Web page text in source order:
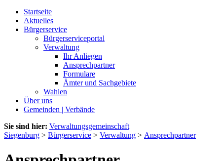
Startseite
Aktuelles
Bürgerservice
Bürgerserviceportal
Verwaltung
Ihr Anliegen
Ansprechpartner
Formulare
Ämter und Sachgebiete
Wahlen
Über uns
Gemeinden | Verbände
Sie sind hier: Verwaltungsgemeinschaft
Siegenburg > Bürgerservice > Verwaltung > Ansprechpartner